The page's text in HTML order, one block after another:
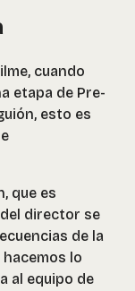
cuando
etapa de Pre-
esto es
que es
director se
de la
lo
al equipo de